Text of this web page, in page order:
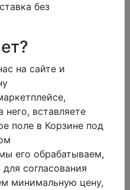
Сроки доставки
Обмен и возврат
Блог
работы
работает только по
сайта.
без
на сайте и
него, вставляете
поле в Корзине под
его обрабатываем,
согласования
минимальную цену,